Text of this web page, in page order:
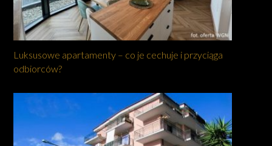
Luksusowe apartamenty – co je cechuje i przyciąga
odbiorców?